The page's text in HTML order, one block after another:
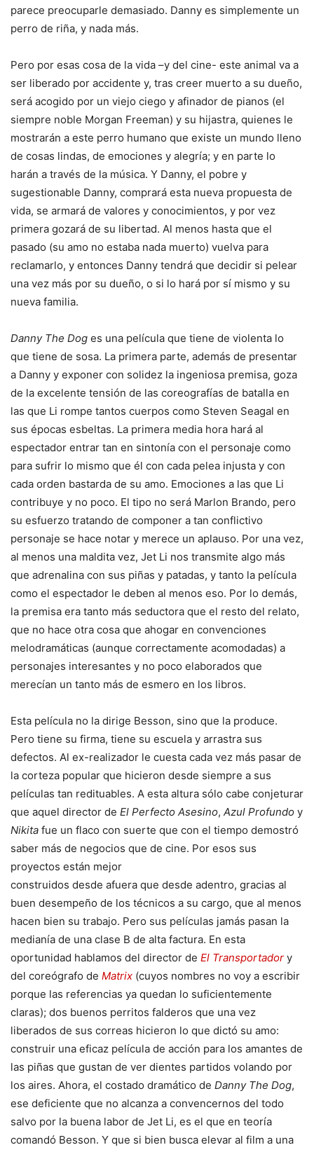
parece preocuparle demasiado. Danny es simplemente un
perro de riña, y nada más.
Pero por esas cosa de la vida –y del cine- este animal va a
ser liberado por accidente y, tras creer muerto a su dueño,
será acogido por un viejo ciego y afinador de pianos (el
siempre noble Morgan Freeman) y su hijastra, quienes le
mostrarán a este perro humano que existe un mundo lleno
de cosas lindas, de emociones y alegría; y en parte lo
harán a través de la música. Y Danny, el pobre y
sugestionable Danny, comprará esta nueva propuesta de
vida, se armará de valores y conocimientos, y por vez
primera gozará de su libertad. Al menos hasta que el
pasado (su amo no estaba nada muerto) vuelva para
reclamarlo, y entonces Danny tendrá que decidir si pelear
una vez más por su dueño, o si lo hará por sí mismo y su
nueva familia.
Danny The Dog es una película que tiene de violenta lo
que tiene de sosa. La primera parte, además de presentar
a Danny y exponer con solidez la ingeniosa premisa, goza
de la excelente tensión de las coreografías de batalla en
las que Li rompe tantos cuerpos como Steven Seagal en
sus épocas esbeltas. La primera media hora hará al
espectador entrar tan en sintonía con el personaje como
para sufrir lo mismo que él con cada pelea injusta y con
cada orden bastarda de su amo. Emociones a las que Li
contribuye y no poco. El tipo no será Marlon Brando, pero
su esfuerzo tratando de componer a tan conflictivo
personaje se hace notar y merece un aplauso. Por una vez,
al menos una maldita vez, Jet Li nos transmite algo más
que adrenalina con sus piñas y patadas, y tanto la película
como el espectador le deben al menos eso. Por lo demás,
la premisa era tanto más seductora que el resto del relato,
que no hace otra cosa que ahogar en convenciones
melodramáticas (aunque correctamente acomodadas) a
personajes interesantes y no poco elaborados que
merecían un tanto más de esmero en los libros.
Esta película no la dirige Besson, sino que la produce.
Pero tiene su firma, tiene su escuela y arrastra sus
defectos. Al ex-realizador le cuesta cada vez más pasar de
la corteza popular que hicieron desde siempre a sus
películas tan redituables. A esta altura sólo cabe conjeturar
que aquel director de El Perfecto Asesino, Azul Profundo y
Nikita fue un flaco con suerte que con el tiempo demostró
saber más de negocios que de cine. Por esos sus
proyectos están mejor
construidos desde afuera que desde adentro, gracias al
buen desempeño de los técnicos a su cargo, que al menos
hacen bien su trabajo. Pero sus películas jamás pasan la
medianía de una clase B de alta factura. En esta
oportunidad hablamos del director de El Transportador y
del coreógrafo de Matrix (cuyos nombres no voy a escribir
porque las referencias ya quedan lo suficientemente
claras); dos buenos perritos falderos que una vez
liberados de sus correas hicieron lo que dictó su amo:
construir una eficaz película de acción para los amantes de
las piñas que gustan de ver dientes partidos volando por
los aires. Ahora, el costado dramático de Danny The Dog,
ese deficiente que no alcanza a convencernos del todo
salvo por la buena labor de Jet Li, es el que en teoría
comandó Besson. Y que si bien busca elevar al film a una